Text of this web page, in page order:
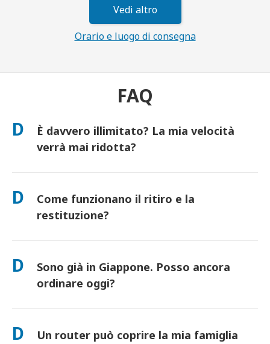
Vedi altro
Orario e luogo di consegna
FAQ
D
È davvero illimitato? La mia velocità
verrà mai ridotta?
Sì. È davvero illimitato e non applichiamo limiti di Fair Usage
tutti i dati che desideri, tutto il giorno. (Come ogni rete
mobile, la congestione temporanea dell'operatore può influire
sulla velocità). Se dovesse mai verificarsi una riduzione di
D
Come funzionano il ritiro e la
restituzione?
Ritira presso i principali aeroporti o scegli la consegna in
busta di reso prepagata: basta imbucarla in qualsiasi cassetta
postale in Giappone. Nessuna documentazione, nessuna fila
allo sportello.
D
Sono già in Giappone. Posso ancora
ordinare oggi?
Sì. È disponibile il ritiro in aeroporto in giornata. Per la
successivo. Se non sei sicuro, contattaci e confermeremo
D
Un router può coprire la mia famiglia